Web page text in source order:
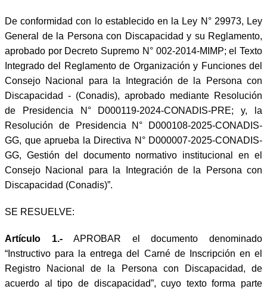
De conformidad con lo establecido en la Ley N° 29973, Ley
General de la Persona con Discapacidad y su Reglamento,
aprobado por Decreto Supremo N° 002-2014-MIMP; el Texto
Integrado del Reglamento de Organización y Funciones del
Consejo Nacional para la Integración de la Persona con
Discapacidad - (Conadis), aprobado mediante Resolución
de Presidencia N° D000119-2024-CONADIS-PRE; y, la
Resolución de Presidencia N° D000108-2025-CONADIS-
GG, que aprueba la Directiva N° D000007-2025-CONADIS-
GG, Gestión del documento normativo institucional en el
Consejo Nacional para la Integración de la Persona con
Discapacidad (Conadis)”.
SE RESUELVE:
Artículo 1.-APROBAR el documento denominado
“Instructivo para la entrega del Carné de Inscripción en el
Registro Nacional de la Persona con Discapacidad, de
acuerdo al tipo de discapacidad”, cuyo texto forma parte